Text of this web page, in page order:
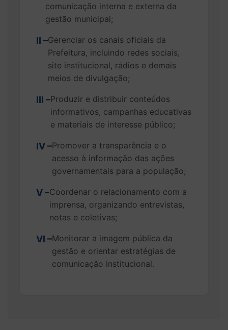
comunicação interna e externa da
gestão municipal;
II –Gerenciar os canais oficiais da
Prefeitura, incluindo redes sociais,
site institucional, rádios e demais
meios de divulgação;
III –Produzir e distribuir conteúdos
informativos, campanhas educativas
e materiais de interesse público;
IV –Promover a transparência e o
acesso à informação das ações
governamentais para a população;
V –Coordenar o relacionamento com a
imprensa, organizando entrevistas,
notas e coletivas;
VI –Monitorar a imagem pública da
gestão e orientar estratégias de
comunicação institucional.